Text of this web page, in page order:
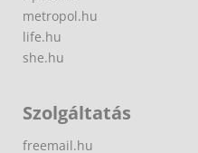
metropol.hu
life.hu
she.hu
Szolgáltatás
freemail.hu